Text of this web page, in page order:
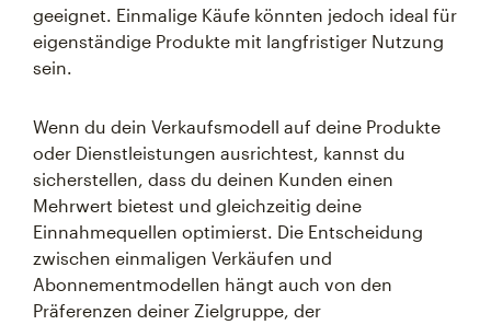
geeignet. Einmalige Käufe könnten jedoch ideal für
eigenständige Produkte mit langfristiger Nutzung
sein.
Wenn du dein Verkaufsmodell auf deine Produkte
oder Dienstleistungen ausrichtest, kannst du
sicherstellen, dass du deinen Kunden einen
Mehrwert bietest und gleichzeitig deine
Einnahmequellen optimierst. Die Entscheidung
zwischen einmaligen Verkäufen und
Abonnementmodellen hängt auch von den
Präferenzen deiner Zielgruppe, der